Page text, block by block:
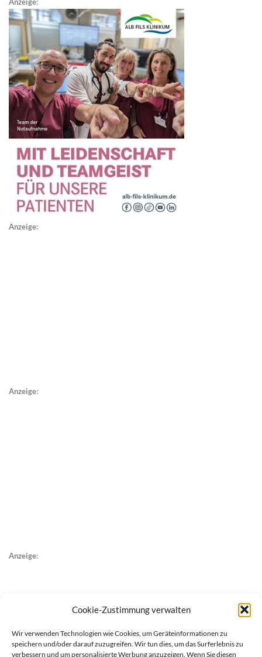
Cookie-Zustimmung verwalten
Wir verwenden Technologien wie Cookies, um Geräteinformationen zu
speichern und/oder darauf zuzugreifen. Wir tun dies, um das Surferlebnis zu
verbessern und um personalisierte Werbung anzuzeigen. Wenn Sie diesen
Anzeige:
Anzeige:
Anzeige: